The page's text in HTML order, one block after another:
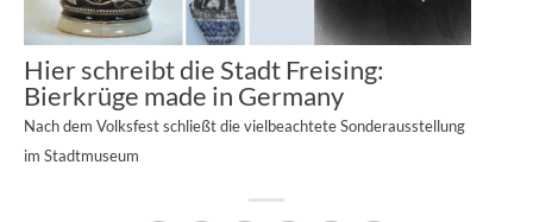
Hier schreibt die Stadt Freising:
Bierkrüge made in Germany
Nach dem Volksfest schließt die vielbeachtete Sonderausstellung
im Stadtmuseum